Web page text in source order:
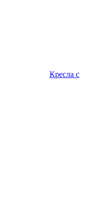
Кресла с